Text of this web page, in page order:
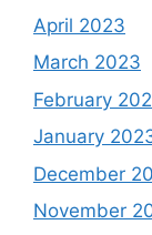
April 2023
March 2023
February
January
December
November